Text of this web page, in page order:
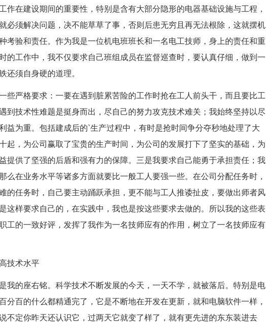
作在建设期间的重要性，特别是含有大部分隐形的电器基础设施与工程，
必须解决问题，决不能草草了事，否则后患无穷且再无法根除，这就摆机
考验和责任。作为我是一位机电班班长和一名电工技师，身上的责任和重
的工作中，我不仅要求自己班组成员在监督巡查时，要认真仔细，做到一
还须自身硬的道理。
些严格要求：一要在遇到脏累苦险的工作时抢在工人前头干，而且要比工
到技术性难题是挺身而出，尽自己的努力攻克技术难关；我始终坚持以尽
益为重。包括建成后的`生产过程中，有时是抢时间争分夺秒地处理了大
起，为公司赢取了宝贵的生产时间，为公司的发展打下了坚实的基础，为
提供了坚强的后盾和强有力的保障。三是我要求自己能勇于承担责任；我
么在业务水平等诸多方面就要比一般工人要强一些。在公司分配任务时，
的任务时，自己要主动踊跃承担，更不能与工人推诿扯皮，要做出师者风
这样要求自己的，在实践中，我也是按这些要求去做的。所以我的这些表
工的一致好评，发挥了我作为一名技师应有的作用，树立了一名技师应有
技术水平
我的座右铭。科学技术不断发展的今天，一天不学，就被落后。特别是电
分百的什么都精通完了，它是不断地在开发在更新，就和电脑软件一样，
不定你昨天还认识它，过两天它就变了样了，就有更先进的东东装进去